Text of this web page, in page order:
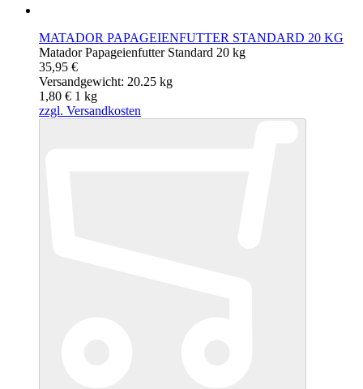
MATADOR PAPAGEIENFUTTER STANDARD 20 KG
Matador Papageienfutter Standard 20 kg
35,95 €
Versandgewicht: 20.25 kg
1,80 € 1 kg
zzgl. Versandkosten